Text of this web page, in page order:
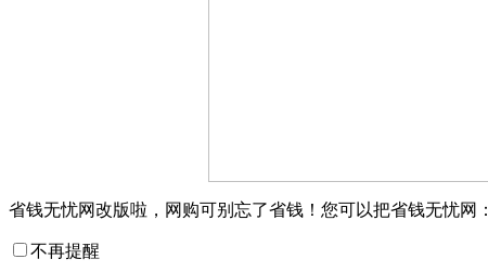
省钱无忧网改版啦，网购可别忘了省钱！您可以把省钱无忧网：
不再提醒